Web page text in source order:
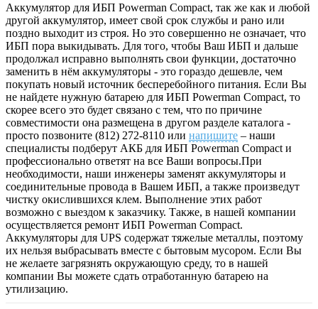
Аккумулятор для ИБП Powerman Compact, так же как и любой
другой аккумулятор, имеет свой срок службы и рано или
поздно выходит из строя. Но это совершенно не означает, что
ИБП пора выкидывать. Для того, чтобы Ваш ИБП и дальше
продолжал исправно выполнять свои функции, достаточно
заменить в нём аккумуляторы - это гораздо дешевле, чем
покупать новый источник бесперебойного питания. Если Вы
не найдете нужную батарею для ИБП Powerman Compact, то
скорее всего это будет связано с тем, что по причине
совместимости она размещена в другом разделе каталога -
просто позвоните (812) 272-8110 или напишите – наши
специалисты подберут АКБ для ИБП Powerman Compact и
профессионально ответят на все Ваши вопросы.При
необходимости, наши инженеры заменят аккумуляторы и
соединительные провода в Вашем ИБП, а также произведут
чистку окислившихся клем. Выполнение этих работ
возможно с выездом к заказчику. Также, в нашей компании
осуществляется ремонт ИБП Powerman Compact.
Аккумуляторы для UPS содержат тяжелые металлы, поэтому
их нельзя выбрасывать вместе с бытовым мусором. Если Вы
не желаете загрязнять окружающую среду, то в нашей
компании Вы можете сдать отработанную батарею на
утилизацию.